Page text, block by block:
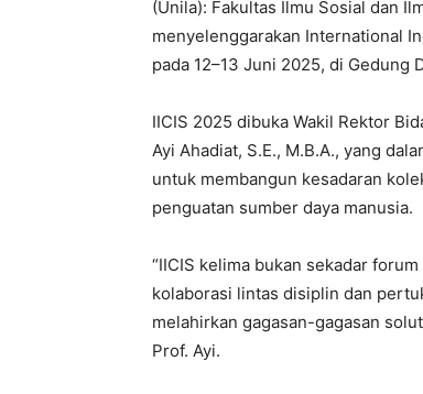
(Unila): Fakultas Ilmu Sosial dan
menyelenggarakan International
pada 12–13 Juni 2025, di Gedung
IICIS 2025 dibuka Wakil Rektor
Ayi Ahadiat, S.E., M.B.A., yang
untuk membangun kesadaran
penguatan sumber daya manusia.
“IICIS kelima bukan sekadar
kolaborasi lintas disiplin dan
melahirkan gagasan-gagasan
Prof. Ayi.